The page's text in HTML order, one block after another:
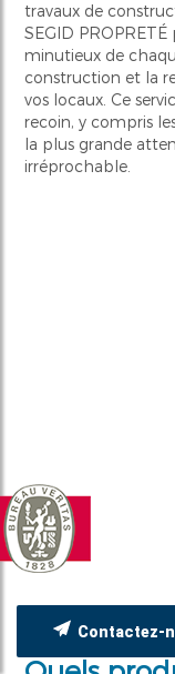
travaux de
SEGID
minutieux de
construction et la
vos locaux. Ce
recoin, y compris
la plus grande
irréprochable.
Contactez-